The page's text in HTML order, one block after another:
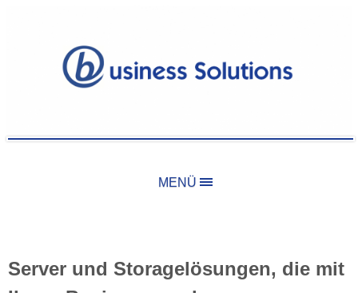
MENÜ
Server und Storagelösungen, die mit